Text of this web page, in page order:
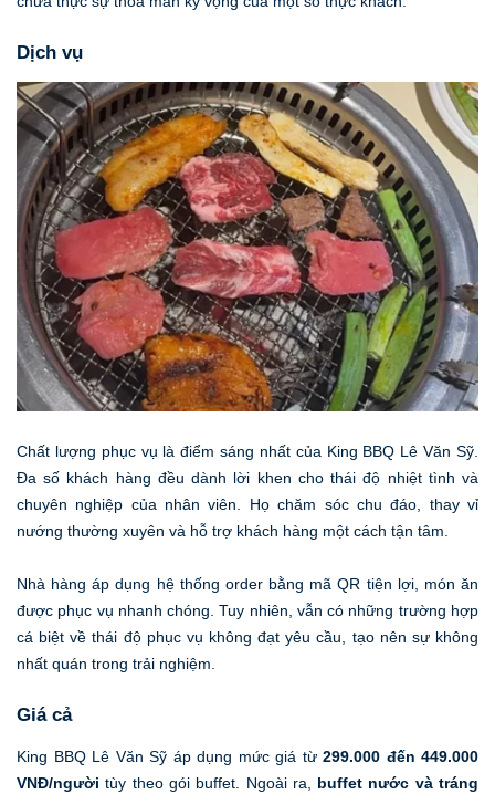
Dịch vụ
Chất lượng phục vụ là điểm sáng nhất của King BBQ Lê Văn Sỹ.
Đa số khách hàng đều dành lời khen cho thái độ nhiệt tình và
chuyên nghiệp của nhân viên. Họ chăm sóc chu đáo, thay vỉ
nướng thường xuyên và hỗ trợ khách hàng một cách tận tâm.
Nhà hàng áp dụng hệ thống order bằng mã QR tiện lợi, món ăn
được phục vụ nhanh chóng. Tuy nhiên, vẫn có những trường hợp
cá biệt về thái độ phục vụ không đạt yêu cầu, tạo nên sự không
nhất quán trong trải nghiệm.
Giá cả
King BBQ Lê Văn Sỹ áp dụng mức giá từ 299.000 đến 449.000
VNĐ/người tùy theo gói buffet. Ngoài ra, buffet nước và tráng